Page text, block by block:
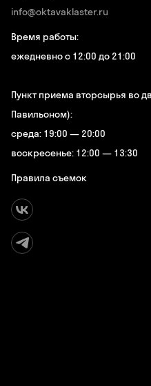
info@oktavaklaster.ru
Время работы:
ежедневно с 12:00 до 21:00
Пункт приема вторсырья во
Павильоном):
среда: 19:00 — 20:00
воскресенье: 12:00 — 13:30
Правила съемок